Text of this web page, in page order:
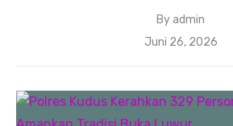
By admin
Posted
Juni 26, 2026